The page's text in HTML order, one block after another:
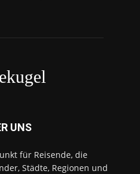
UNS
für Reisende, die
Städte, Regionen und